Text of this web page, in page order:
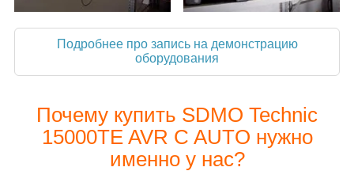
Подробнее про запись на демонстрацию
оборудования
Почему купить SDMO Technic
15000TE AVR C AUTO нужно
именно у нас?